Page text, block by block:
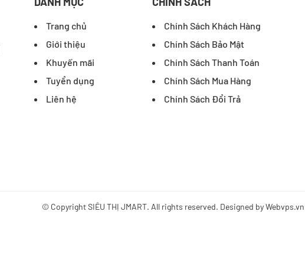
Trang chủ
Giới thiệu
Khuyến mãi
Tuyển dụng
Liên hệ
Chính Sách Khách Hàng
Chính Sách Bảo Mật
Chính Sách Thanh Toán
Chính Sách Mua Hàng
Chính Sách Đổi Trả
© CopyrightSIÊU THỊ JMART. All rights reserved. Designed byWebvps.vn